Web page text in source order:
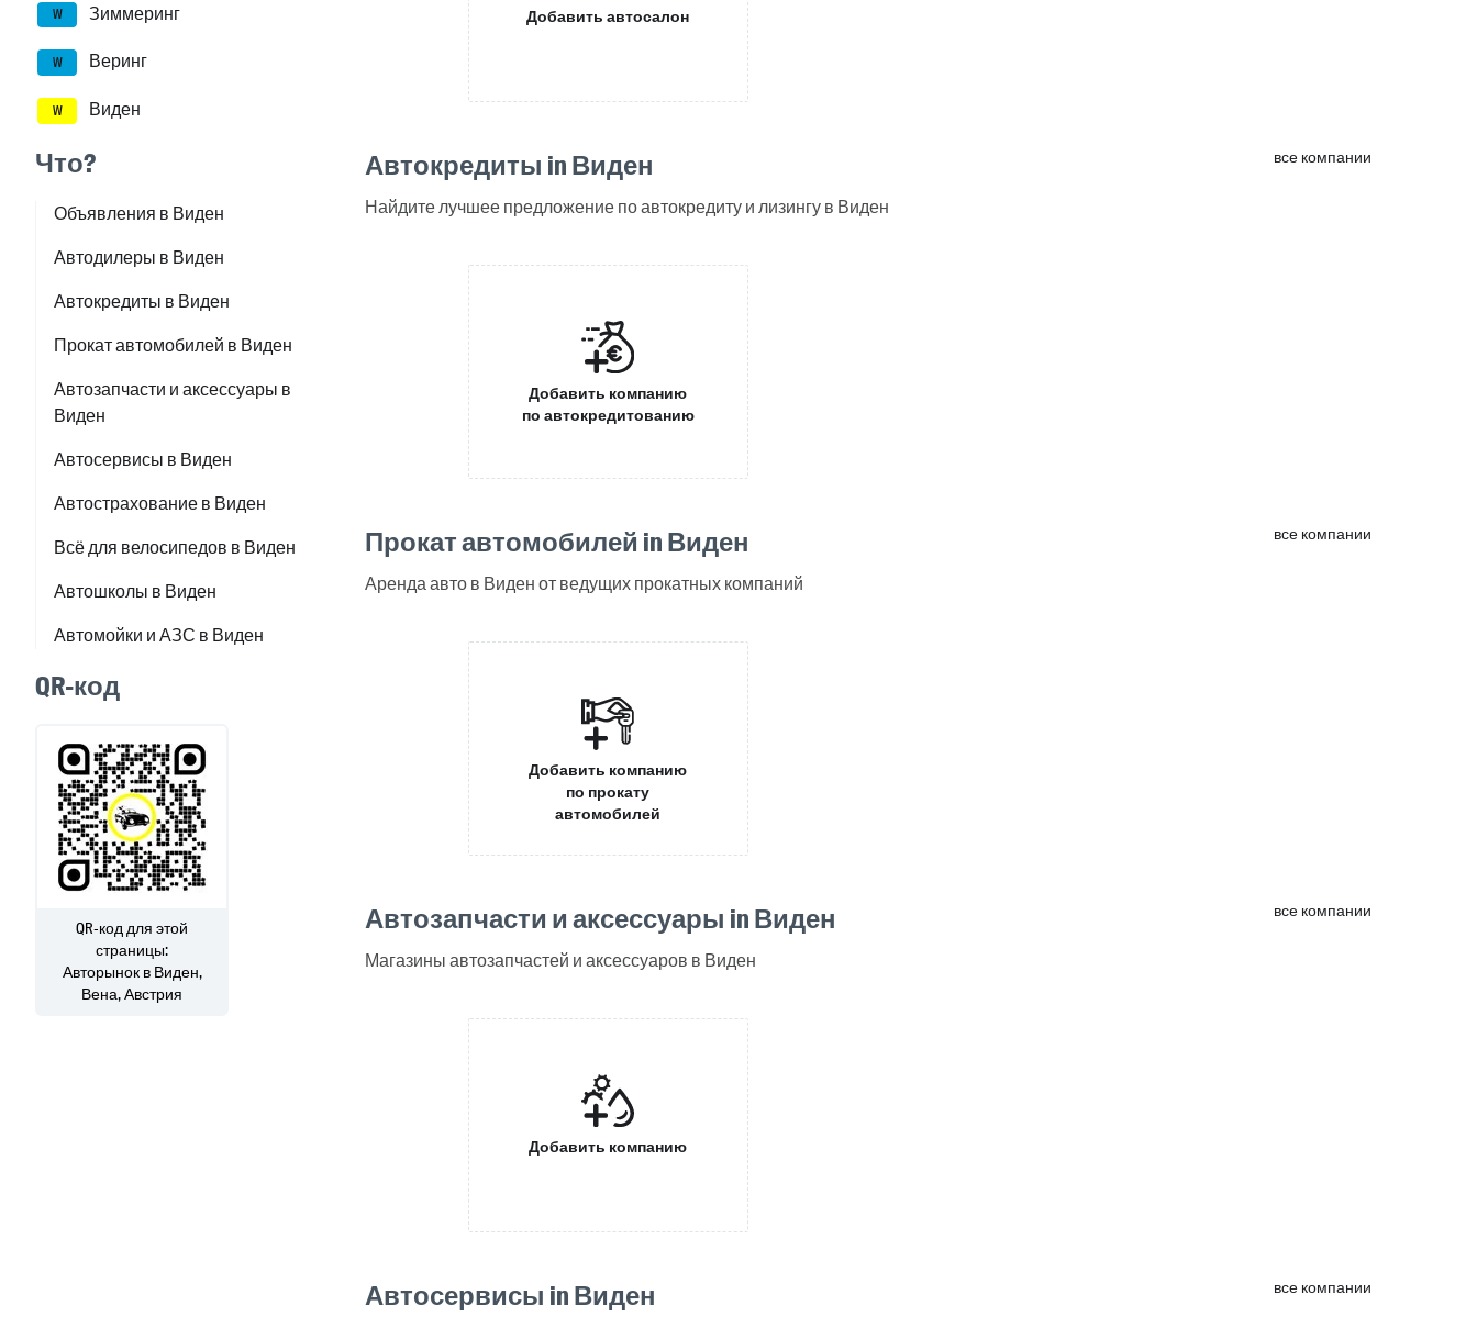
W Зиммеринг
W Веринг
W Виден
Что?
Объявления в Виден
Автодилеры в Виден
Автокредиты в Виден
Прокат автомобилей в Виден
Автозапчасти и аксессуары в
Виден
Автосервисы в Виден
Автострахование в Виден
Всё для велосипедов в Виден
Автошколы в Виден
Автомойки и АЗС в Виден
QR-код
QR-код для этой
страницы:
Авторынокв Виден,
Вена, Австрия
Добавить автосалон
Автокредиты in Виден
Найдите лучшее предложение по автокредиту и лизингу в Виден
все компании
Добавить компанию
по автокредитованию
Прокат автомобилей in Виден
Аренда авто в Виден от ведущих прокатных компаний
все компании
Добавить компанию
по прокату
автомобилей
Автозапчасти и аксессуары in Виден
Магазины автозапчастей и аксессуаров в Виден
все компании
Добавить компанию
Автосервисы in Виден все компании